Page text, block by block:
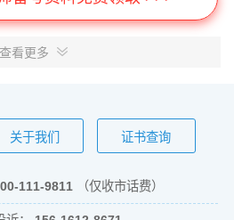
查看更多
关于我们 证书查询
111-9811 （仅收市话费）